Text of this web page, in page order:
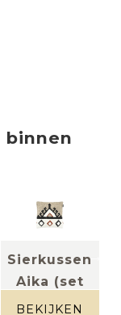
binnen
Sierkussen
Aika (set
van 2)
BEKIJKEN